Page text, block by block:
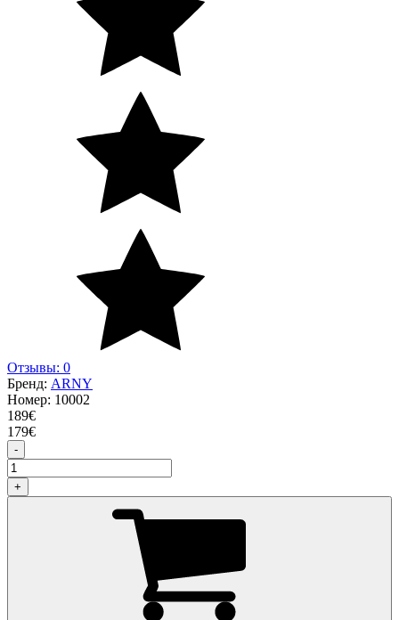
Отзывы: 0
Бренд: ARNY
Номер: 10002
189€
179€
-
+